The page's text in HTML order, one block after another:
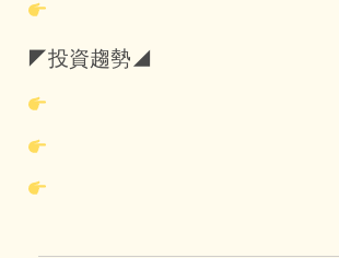
◤投資趨勢◢